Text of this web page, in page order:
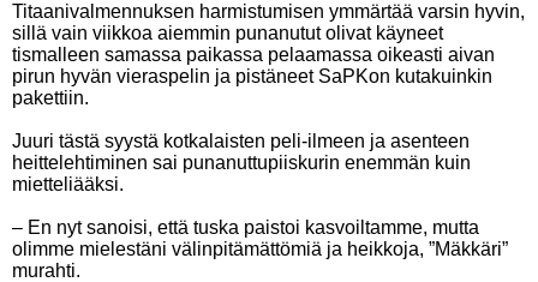
Titaanivalmennuksen harmistumisen ymmärtää varsin hyvin,
sillä vain viikkoa aiemmin punanutut olivat käyneet
tismalleen samassa paikassa pelaamassa oikeasti aivan
pirun hyvän vieraspelin ja pistäneet SaPKon kutakuinkin
pakettiin.
Juuri tästä syystä kotkalaisten peli-ilmeen ja asenteen
heittelehtiminen sai punanuttupiiskurin enemmän kuin
mietteliääksi.
– En nyt sanoisi, että tuska paistoi kasvoiltamme, mutta
olimme mielestäni välinpitämättömiä ja heikkoja, ”Mäkkäri”
murahti.